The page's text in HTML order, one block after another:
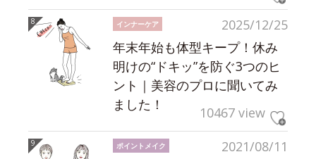
2025/12/25
インナーケア
年末年始も体型キープ！休み
明けの“ドキッ”を防ぐ3つのヒ
ント｜美容のプロに聞いてみ
ました！
10467 view
2021/08/11
ポイントメイク